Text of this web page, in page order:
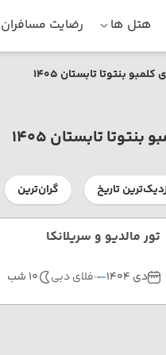
هتل ها رضایت مسافران
بنتوتا تابستان 1405
تابستان 1405
تاریخ گران‌ترین
تور مالدیو و سریلانکا
دی 1404 فلای دبی 10 شب